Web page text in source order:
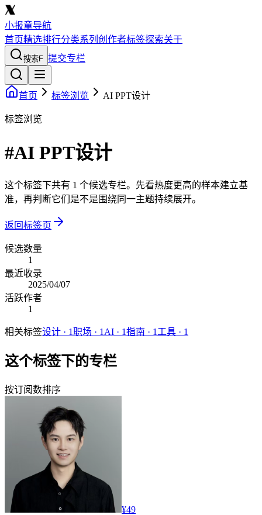
小报童导航
首页精选排行分类系列 创作者标签探索关于
搜索F 提交专栏
首页 标签浏览 AI PPT设计
标签浏览
#AI PPT设计
这个标签下共有 1 个候选专栏。先看热度更高的样本建立基
准，再判断它们是不是围绕同一主题持续展开。
返回标签页
候选数量
1
最近收录
2025/04/07
活跃作者
1
相关标签设计 · 1职场 · 1 AI · 1指南 · 1 工具 · 1
这个标签下的专栏
按订阅数排序
¥49